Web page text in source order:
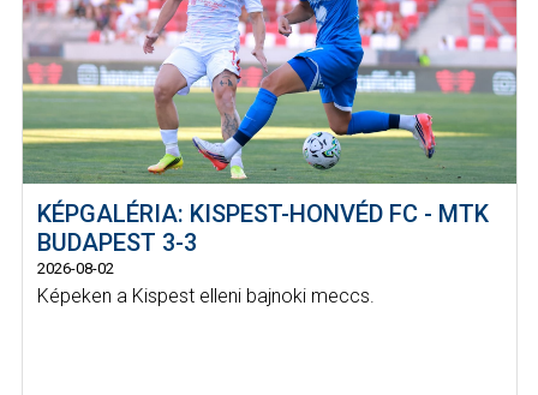
KÉPGALÉRIA: KISPEST-HONVÉD FC - MTK
BUDAPEST 3-3
2026-08-02
Képeken a Kispest elleni bajnoki meccs.